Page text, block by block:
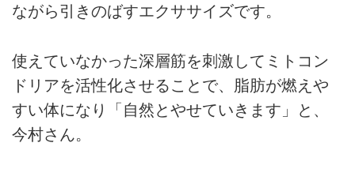
ながら引きのばすエクササイズです。
使えていなかった深層筋を刺激してミトコン
ドリアを活性化させることで、脂肪が燃えや
すい体になり「自然とやせていきます」と、
今村さん。